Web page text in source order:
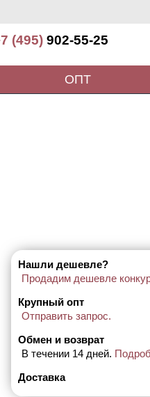
(495) 902-55-25
ОПТ
Нашли дешевле?
Продадим дешевле
Крупный опт
Отправить запрос.
Обмен и возврат
В течении 14 дней.
Доставка